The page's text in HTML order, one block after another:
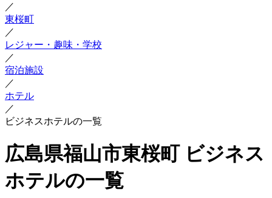
／
東桜町
／
レジャー・趣味・学校
／
宿泊施設
／
ホテル
／
ビジネスホテルの一覧
広島県福山市東桜町 ビジネス
ホテルの一覧